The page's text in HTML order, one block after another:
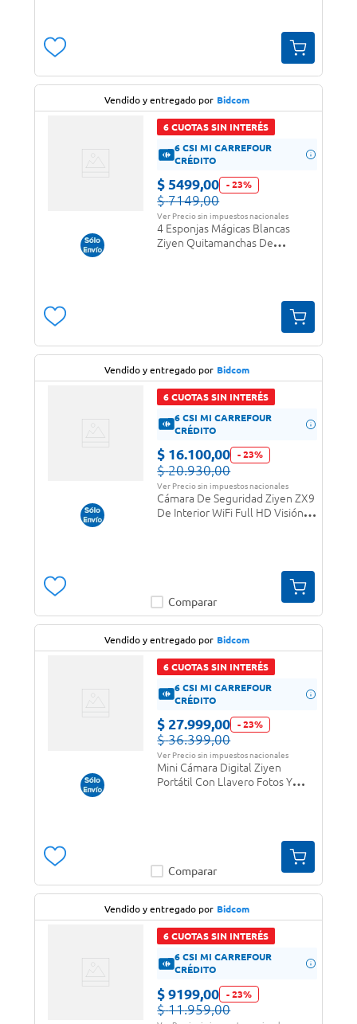
Vendido y entregado por Bidcom
6 CUOTAS SIN INTERÉS
6 CSI MI CARREFOUR
CRÉDITO
$ 5499,00 -23%
$ 7149,00
Ver Precio sin impuestos nacionales
4 Esponjas Mágicas Blancas
Ziyen Quitamanchas De
Vendido y entregado por Bidcom
6 CUOTAS SIN INTERÉS
6 CSI MI CARREFOUR
CRÉDITO
$ 16.100,00 -23%
$ 20.930,00
Ver Precio sin impuestos nacionales
Cámara De Seguridad Ziyen ZX9
De Interior WiFi Full HD Visión
Comparar
Vendido y entregado por Bidcom
6 CUOTAS SIN INTERÉS
6 CSI MI CARREFOUR
CRÉDITO
$ 27.999,00 -23%
$ 36.399,00
Ver Precio sin impuestos nacionales
Mini Cámara Digital Ziyen
Portátil Con Llavero Fotos Y
Comparar
Vendido y entregado por Bidcom
6 CUOTAS SIN INTERÉS
6 CSI MI CARREFOUR
CRÉDITO
$ 9199,00 -23%
$ 11.959,00